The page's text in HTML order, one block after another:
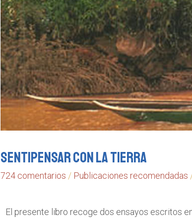
Sentipensar con la tierra
724 comentarios / Publicaciones recomendadas
El presente libro recoge dos ensayos escritos